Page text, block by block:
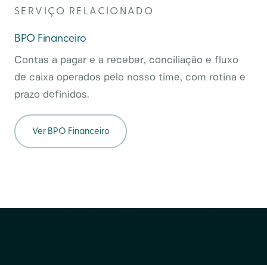
SERVIÇO RELACIONADO
BPO Financeiro
Contas a pagar e a receber, conciliação e fluxo
de caixa operados pelo nosso time, com rotina e
prazo definidos.
Ver BPO Financeiro